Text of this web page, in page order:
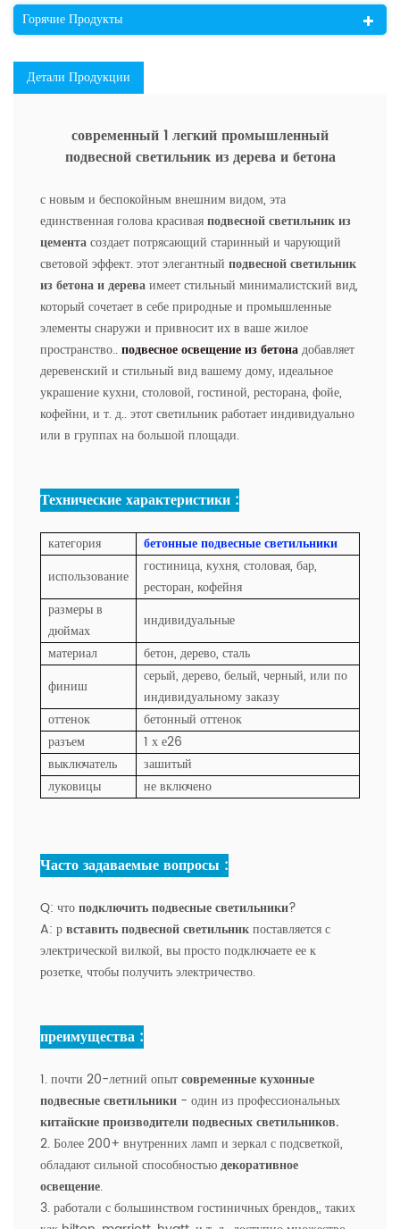
Горячие Продукты
Детали Продукции
современный 1 легкий промышленный
подвесной светильник из дерева и бетона
с новым и беспокойным внешним видом, эта
единственная голова красиваяподвесной светильник из
цементасоздает потрясающий старинный и чарующий
световой эффект. этот элегантный подвесной светильник
из бетона и дереваимеет стильный минималистский вид,
который сочетает в себе природные и промышленные
элементы снаружи и привносит их в ваше жилое
пространство..подвесное освещение из бетонадобавляет
деревенский и стильный вид вашему дому, идеальное
украшение кухни, столовой, гостиной, ресторана, фойе,
кофейни, и т. д.. этот светильник работает индивидуально
или в группах на большой площади.
Технические характеристики :
категория
бетонные подвесные светильники
использование
гостиница, кухня, столовая, бар,
ресторан, кофейня
размеры в
дюймах
индивидуальные
материал
бетон, дерево, сталь
финиш
серый, дерево, белый, черный, или по
индивидуальному заказу
оттенок
бетонный оттенок
разъем
1 х е26
выключатель
зашитый
луковицы
не включено
Часто задаваемые вопросы :
Q: чтоподключить подвесные светильники?
A: рвставить подвесной светильникпоставляется с
электрической вилкой, вы просто подключаете ее к
розетке, чтобы получить электричество.
преимущества :
1. почти 20-летний опытсовременные кухонные
подвесные светильники - один из профессиональных
китайские производители подвесных светильников.
2. Более 200+ внутренних ламп и зеркал с подсветкой,
обладают сильной способностьюдекоративное
освещение.
3. работали с большинством гостиничных брендов,, таких